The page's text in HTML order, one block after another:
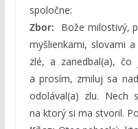
spoločne:
Zbor: Bože milostivý,
myšlienkami, slovami
zlé, a zanedbal(a),
a prosím, zmiluj sa
odolával(a) zlu. Nech
na ktorý si ma stvoril.